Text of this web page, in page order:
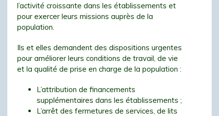
l’activité croissante dans les établissements et
pour exercer leurs missions auprès de la
population.
Ils et elles demandent des dispositions urgentes
pour améliorer leurs conditions de travail, de vie
et la qualité de prise en charge de la population :
L’attribution de financements
supplémentaires dans les établissements ;
L’arrêt des fermetures de services, de lits